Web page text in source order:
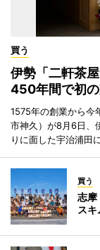
買う
伊勢「二軒茶
450年間で初
1575年の創業から今
市神久）が8月6日、
りに面した宇治浦田
買う
志摩
ス